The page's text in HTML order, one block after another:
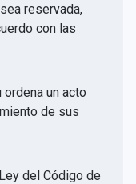
reservada,
con las
un acto
de sus
del Código de